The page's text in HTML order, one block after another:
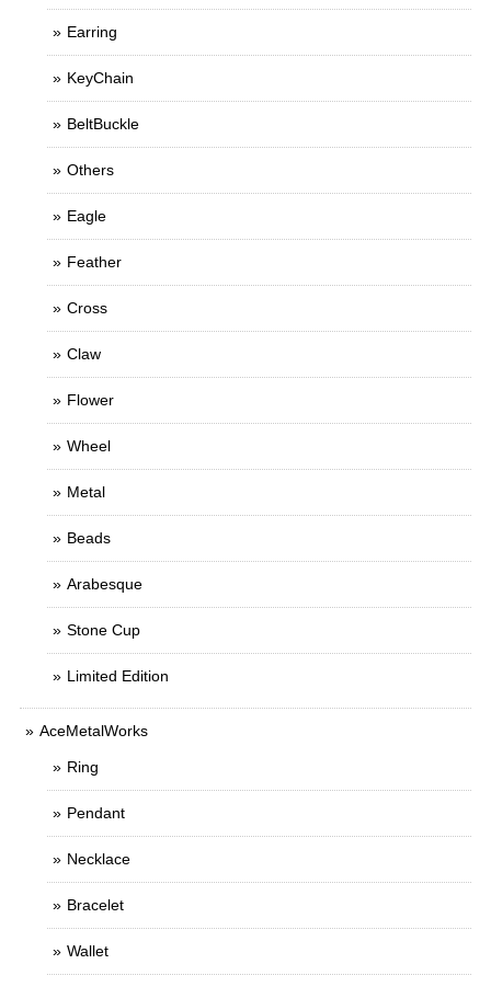
Earring
KeyChain
BeltBuckle
Others
Eagle
Feather
Cross
Claw
Flower
Wheel
Metal
Beads
Arabesque
Stone Cup
Limited Edition
AceMetalWorks
Ring
Pendant
Necklace
Bracelet
Wallet